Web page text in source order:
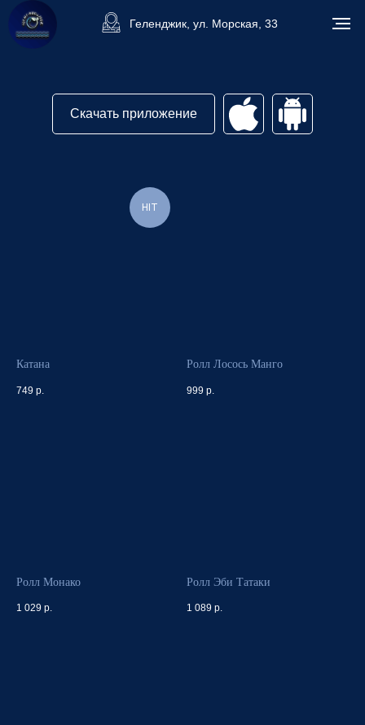
Геленджик, ул. Морская, 33
Скачать приложение
HIT
Катана
749 р.
Ролл Лосось Манго
999 р.
Ролл Монако
1 029 р.
Ролл Эби Татаки
1 089 р.